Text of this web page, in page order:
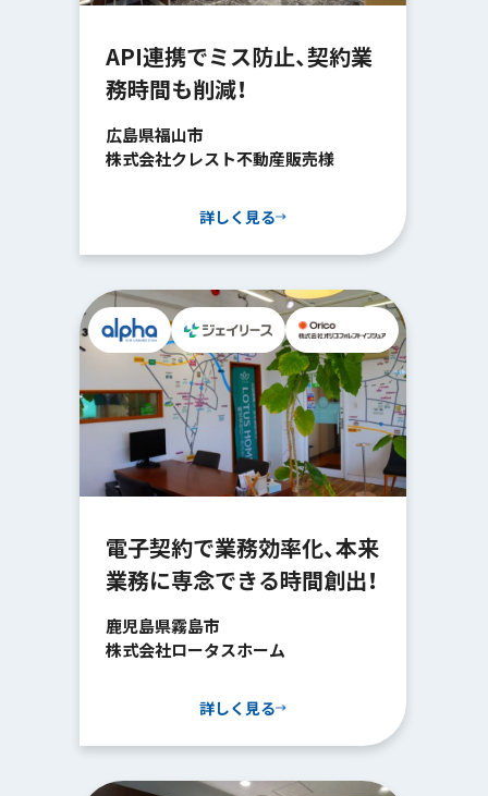
API連携でミス防止、契約業
務時間も削減！
広島県福山市
株式会社クレスト不動産販売様
詳しく見る
電子契約で業務効率化、本来
業務に専念できる時間創出！
鹿児島県霧島市
株式会社ロータスホーム
詳しく見る